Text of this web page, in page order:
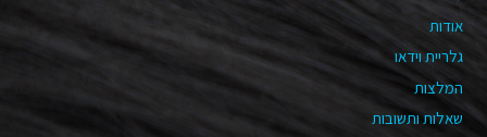
אודות
גלריית וידאו
המלצות
שאלות ותשובות